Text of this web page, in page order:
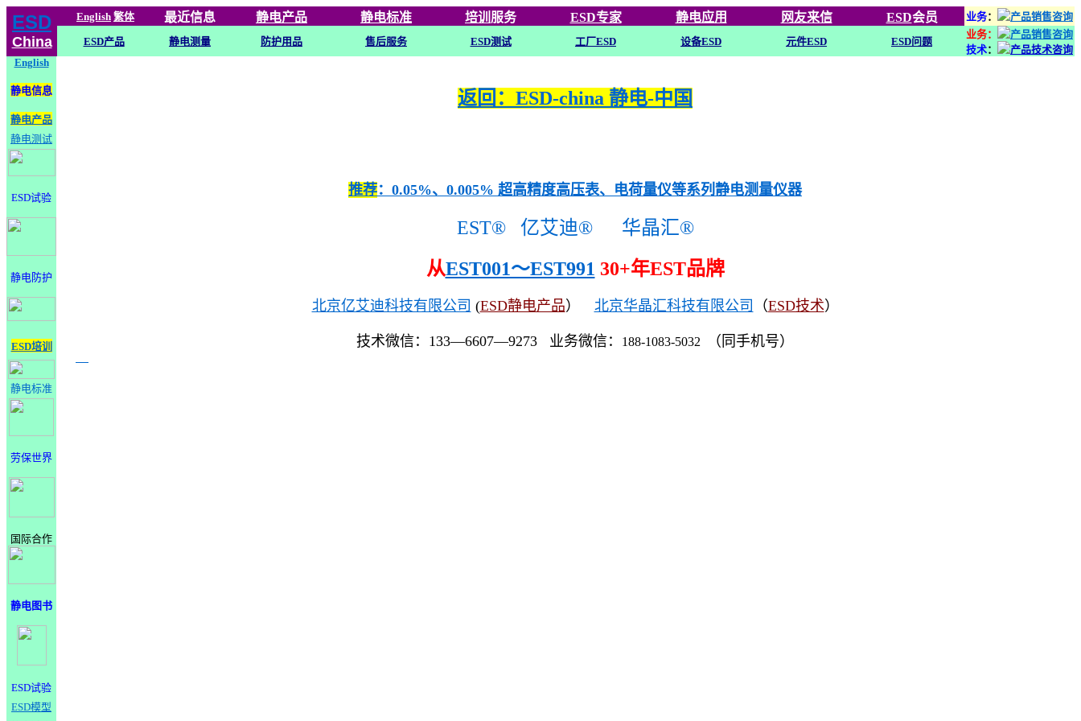
ESD
China
English 繁体 最近信息 静电产品 静电标准 培训 服务 ESD专家 静电应用 网友来信 ESD会员 业务：
ESD产品 静电测量 防护用品 售后服务 ESD测试 工厂ESD 设备ESD 元件ESD ESD问题
业务：
技术：
English
静电信息
静电产品
静电测试
ESD试验
静电防护
ESD培训
静电标准
劳保世界
国际合作
静电图书
ESD试验
ESD模型
返回：ESD-china 静电-中国
推荐：0.05%、0.005% 超高精度高压表、电荷量仪等系列静电测量仪器
EST® 亿艾迪®
华晶汇®
从EST001～EST991 30+年EST品牌
北京亿艾迪科技有限公司 (ESD静电产品） 北京华晶汇科技有限公司 （ESD技术）
技术微信：133—6607—9273 业务微信： 188-1083-5032 （同手机号）